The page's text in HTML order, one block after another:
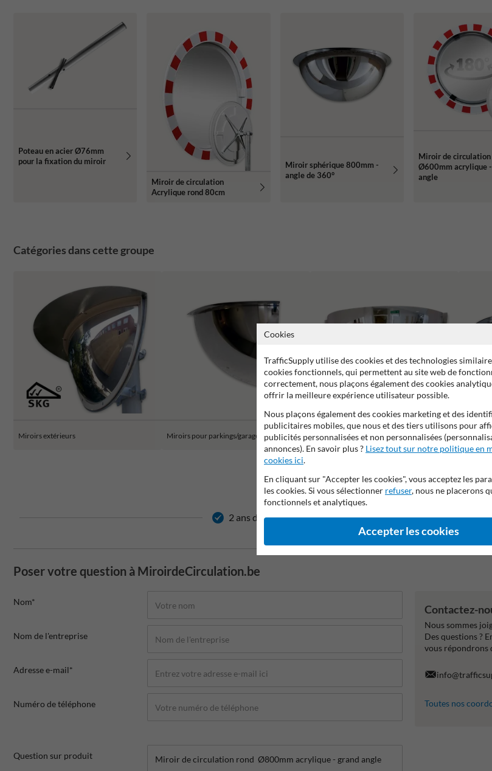
Poteau en acier Ø76mm
pour la fixation du miroir
Miroir de circulation
Acrylique rond 80cm
Miroir sphérique 800mm -
angle de 360°
Miroir de circulation
Ø600mm acrylique
angle
Catégories dans cette groupe
Miroirs extérieurs Miroirs pour parkings/garages Miroirs intérieurs Miroirs
2 ans de garantie constructeur Angle de vue de 180 degrés
Poser votre question à MiroirdeCirculation.be
Nom*
Nom de l'entreprise
Adresse e-mail*
Numéro de téléphone
Question sur produit
Contactez-
Nous sommes
Des questions ?
vous répondrons
Toutes nos
Cookies
TrafficSupply utilise des cookies et des technologies
cookies fonctionnels, qui permettent au site web de
correctement, nous plaçons également des cookies
offrir la meilleure expérience utilisateur possible.
Nous plaçons également des cookies marketing et des
publicitaires mobiles, que nous et des tiers utilisons pour
publicités personnalisées et non personnalisées
annonces). En savoir plus ? Lisez tout sur notre politique en
cookies ici.
En cliquant sur "Accepter les cookies", vous acceptez les
les cookies. Si vous sélectionner refuser, nous ne placerons
fonctionnels et analytiques.
Accepter les cookies